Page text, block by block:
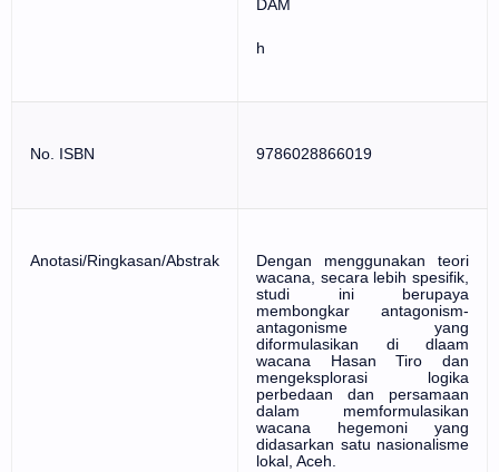
DAM
h
No. ISBN 9786028866019
Anotasi/Ringkasan/Abstrak
Dengan menggunakan teori
wacana, secara lebih spesifik,
studi ini berupaya
membongkar antagonism-
antagonisme yang
diformulasikan di dlaam
wacana Hasan Tiro dan
mengeksplorasi logika
perbedaan dan persamaan
dalam memformulasikan
wacana hegemoni yang
didasarkan satu nasionalisme
lokal, Aceh.